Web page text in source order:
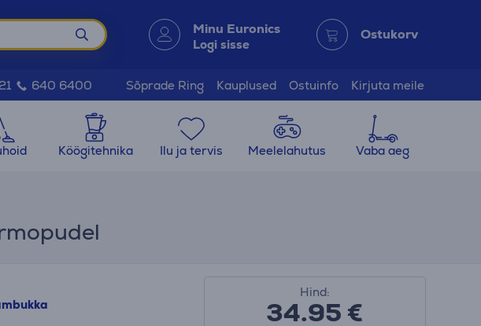
Minu Euronics
Logi sisse
Ostukorv
640 6400 Sõprade Ring Kauplused Ostuinfo Kirjuta meile
Köögitehnika Ilu ja tervis Meelelahutus Vaba aeg
Hind:
34.95€